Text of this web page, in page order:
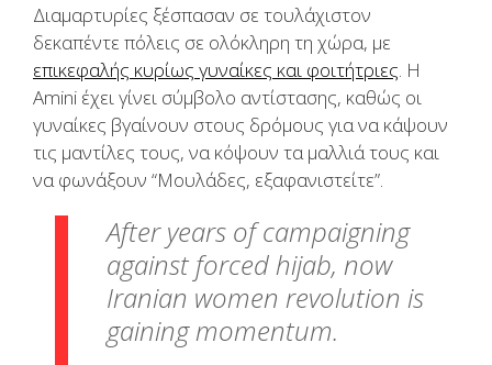
Διαμαρτυρίες ξέσπασαν σε τουλάχιστον
δεκαπέντε πόλεις σε ολόκληρη τη χώρα, με
επικεφαλής κυρίως γυναίκες και φοιτήτριες. Η
Amini έχει γίνει σύμβολο αντίστασης, καθώς οι
γυναίκες βγαίνουν στους δρόμους για να κάψουν
τις μαντίλες τους, να κόψουν τα μαλλιά τους και
να φωνάξουν “Μουλάδες, εξαφανιστείτε”.
After years of campaigning
against forced hijab, now
Iranian women revolution is
gaining momentum.